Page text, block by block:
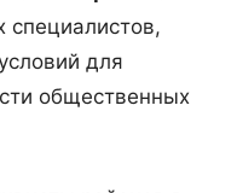
для
общественных